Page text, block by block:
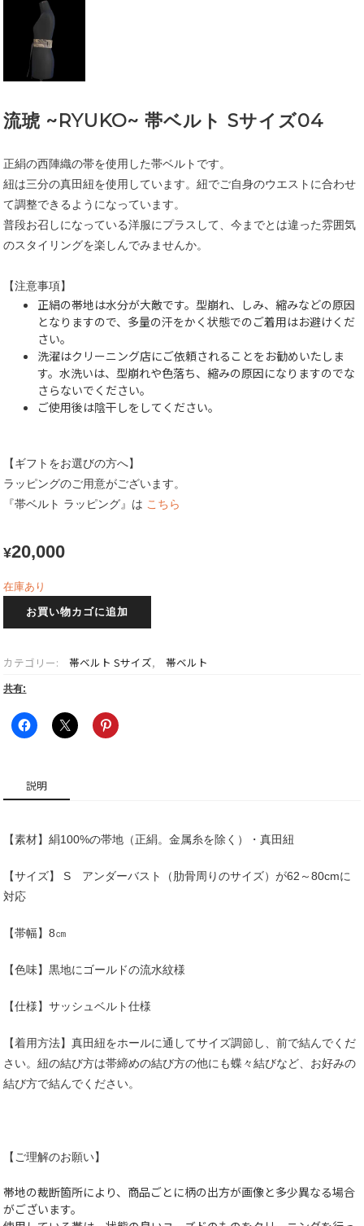
流琥 ~RYUKO~ 帯ベルト Sサイズ04
正絹の西陣織の帯を使用した帯ベルトです。
紐は三分の真田紐を使用しています。紐でご自身のウエストに合わせ
て調整できるようになっています。
普段お召しになっている洋服にプラスして、今までとは違った雰囲気
のスタイリングを楽しんでみませんか。
【注意事項】
正絹の帯地は水分が大敵です。型崩れ、しみ、縮みなどの原因
となりますので、多量の汗をかく状態でのご着用はお避けくだ
さい。
洗濯はクリーニング店にご依頼されることをお勧めいたしま
す。水洗いは、型崩れや色落ち、縮みの原因になりますのでな
さらないでください。
ご使用後は陰干しをしてください。
【ギフトをお選びの方へ】
ラッピングのご用意がございます。
『帯ベルト ラッピング』は こちら
¥20,000
在庫あり
帯
ベ
ル
お買い物カゴに追加
カテゴリー: 帯ベルト Sサイズ, 帯ベルト
共有:
説明
【素材】絹100%の帯地（正絹。金属糸を除く）・真田紐
【サイズ】 S アンダーバスト（肋骨周りのサイズ）が62～80cmに
対応
【帯幅】8㎝
【色味】黒地にゴールドの流水紋様
【仕様】サッシュベルト仕様
【着用方法】真田紐をホールに通してサイズ調節し、前で結んでくだ
さい。紐の結び方は帯締めの結び方の他にも蝶々結びなど、お好みの
結び方で結んでください。
【ご理解のお願い】
帯地の裁断箇所により、商品ごとに柄の出方が画像と多少異なる場合
がございます。